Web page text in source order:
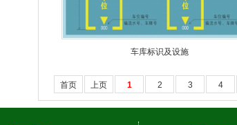
车库标识及设施
首页 上页 1 2 3 4